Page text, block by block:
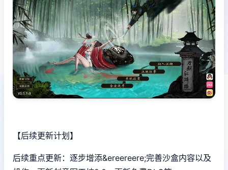
【后续更新计划】
后续重点更新：逐步增添&ereereere;完善沙盒内容以及